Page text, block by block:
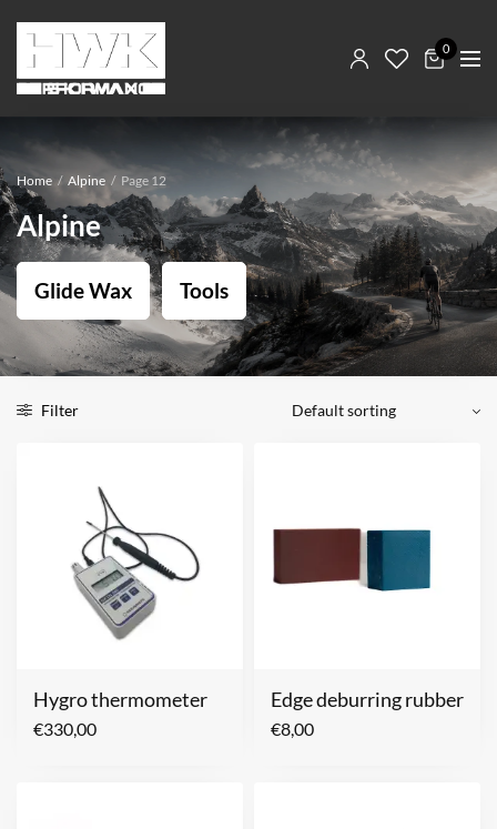
0
Home / Alpine / Page 12
Alpine
Glide Wax Tools
Filter
Hygro thermometer
€330,00
Edge deburring rubber
€8,00